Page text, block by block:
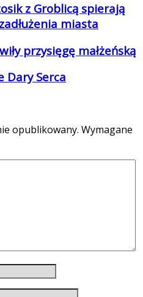
z Groblicą spierają
miasta
przysięgę małżeńską
Dary Serca
opublikowany. Wymagane